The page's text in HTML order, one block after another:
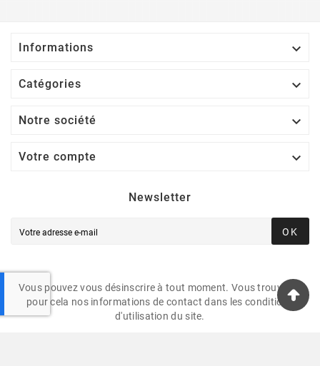
Informations 
Catégories 
Notre société 
Votre compte 
Newsletter
OK
Vous pouvez vous désinscrire à tout moment. Vous trouverez
pour cela nos informations de contact dans les conditions
d'utilisation du site.